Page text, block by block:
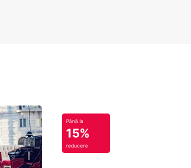
Până la
15%
reducere